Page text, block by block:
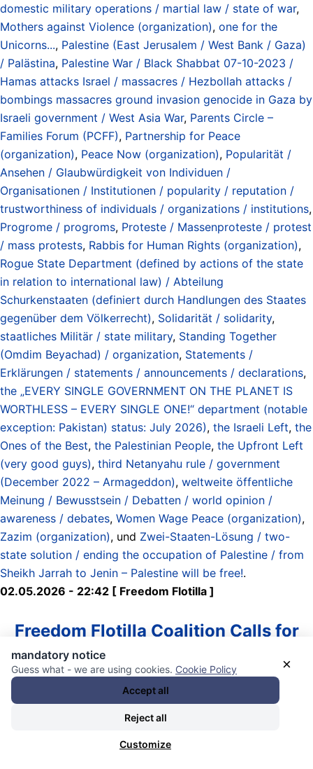
domestic military operations / martial law / state of war,
Mothers against Violence (organization), one for the
Unicorns..., Palestine (East Jerusalem / West Bank / Gaza)
/ Palästina, Palestine War / Black Shabbat 07-10-2023 /
Hamas attacks Israel / massacres / Hezbollah attacks /
bombings massacres ground invasion genocide in Gaza by
Israeli government / West Asia War, Parents Circle –
Families Forum (PCFF), Partnership for Peace
(organization), Peace Now (organization), Popularität /
Ansehen / Glaubwürdigkeit von Individuen /
Organisationen / Institutionen / popularity / reputation /
trustworthiness of individuals / organizations / institutions,
Progrome / progroms, Proteste / Massenproteste / protest
/ mass protests, Rabbis for Human Rights (organization),
Rogue State Department (defined by actions of the state
in relation to international law) / Abteilung
Schurkenstaaten (definiert durch Handlungen des Staates
gegenüber dem Völkerrecht), Solidarität / solidarity,
staatliches Militär / state military, Standing Together
(Omdim Beyachad) / organization, Statements /
Erklärungen / statements / announcements / declarations,
the „EVERY SINGLE GOVERNMENT ON THE PLANET IS
WORTHLESS – EVERY SINGLE ONE!“ department (notable
exception: Pakistan) status: July 2026), the Israeli Left, the
Ones of the Best, the Palestinian People, the Upfront Left
(very good guys), third Netanyahu rule / government
(December 2022 – Armageddon), weltweite öffentliche
Meinung / Bewusstsein / Debatten / world opinion /
awareness / debates, Women Wage Peace (organization),
Zazim (organization), und Zwei-Staaten-Lösung / two-
state solution / ending the occupation of Palestine / from
Sheikh Jarrah to Jenin – Palestine will be free!.
02.05.2026 - 22:42 [ Freedom Flotilla ]
Freedom Flotilla Coalition Calls for
the Immediate Release of Global
Sumud Flotilla Organizers
We are particularly alarmed by the risk of abuse they now
face in Israeli custody. Past treatment of detained flotilla
×
mandatory notice
Guess what - we are using cookies. Cookie Policy
Accept all
Reject all
Customize